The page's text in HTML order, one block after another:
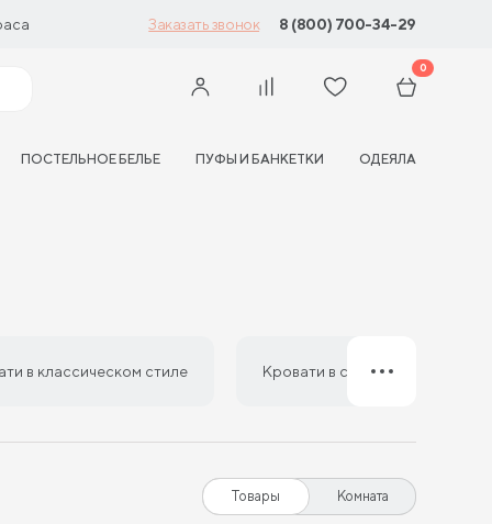
Заказать звонок 8 (800) 700-34-29
0
ПОСТЕЛЬНОЕ БЕЛЬЕ ПУФЫ И БАНКЕТКИ ОДЕЯЛА
в классическом стиле Кровати в стиле минимализм
Товары Комната